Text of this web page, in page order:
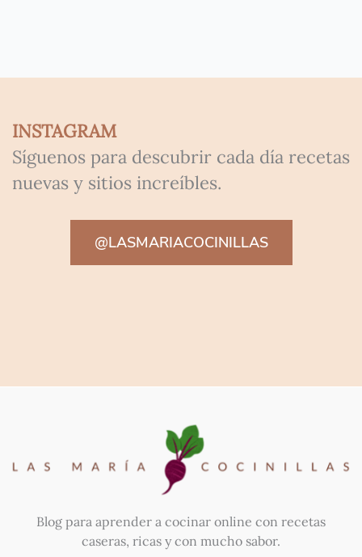
INSTAGRAM
Síguenos para descubrir cada día recetas
nuevas y sitios increíbles.
@LASMARIACOCINILLAS
Blog para aprender a cocinar online con recetas
caseras, ricas y con mucho sabor.